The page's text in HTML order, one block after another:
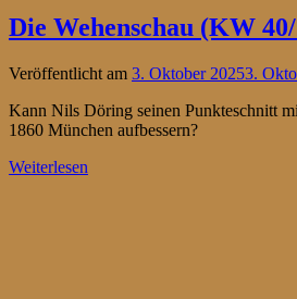
Die Wehenschau (KW
Veröffentlicht am 3. Oktober 20253.
Kann Nils Döring seinen Punkteschnitt
1860 München aufbessern?
Weiterlesen